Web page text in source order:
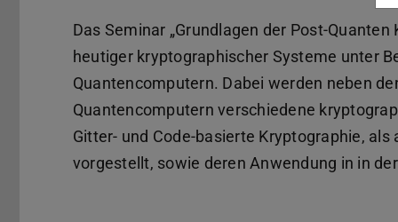
Das Seminar „Grundlagen der Post-
heutiger kryptographischer Systeme unter
Quantencomputern. Dabei werden neben
Quantencomputern verschiedene
Gitter- und Code-basierte Kryptographie,
vorgestellt, sowie deren Anwendung in in